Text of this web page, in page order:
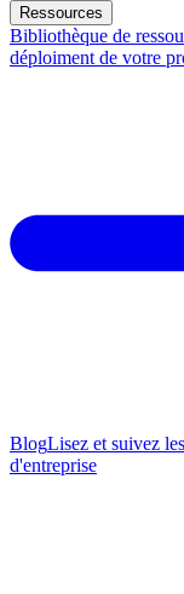
Ressources
Bibliothèque de
déploiment de votre
BlogLisez et suivez
d'entreprise